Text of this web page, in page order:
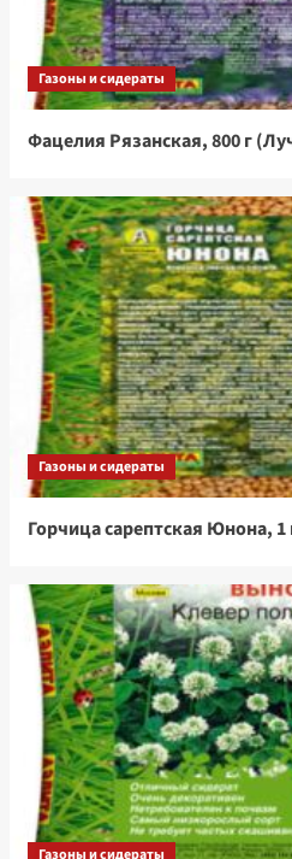
Газоны и сидераты
Фацелия Рязанская, 800 г
Газоны и сидераты
Горчица сарептская Юнона,